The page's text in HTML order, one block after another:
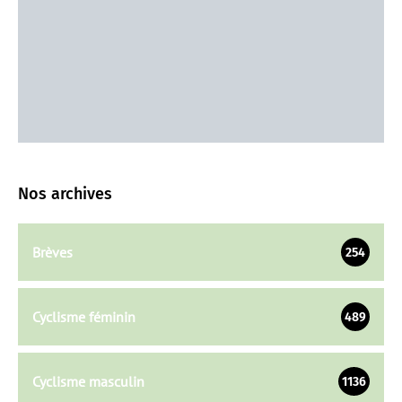
Nos archives
Brèves 254
Cyclisme féminin 489
Cyclisme masculin 1136